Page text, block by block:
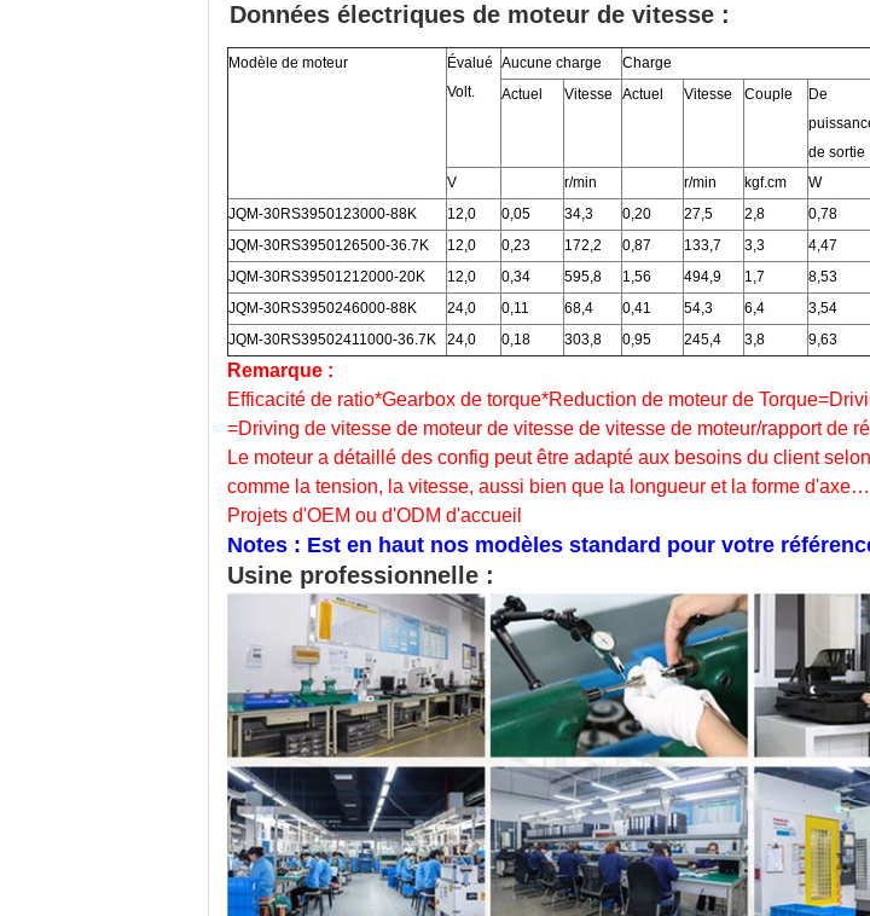
Données électriques de moteur de vitesse :
Modèle de moteur
Évalué
Volt.
Aucune charge Charge
Actuel
Vitesse Actuel Vitesse Couple
De
de sortie
V r/min r/min kgf.cm W
JQM-30RS3950123000-88K
12,0 0,05 34,3 0,20 27,5 2,8 0,78
JQM-30RS3950126500-36.7K
12,0 0,23 172,2 0,87 133,7 3,3 4,47
JQM-30RS39501212000-20K
12,0 0,34 595,8 1,56 494,9 1,7 8,53
JQM-30RS3950246000-88K
24,0 0,11 68,4 0,41 54,3 6,4 3,54
JQM-30RS39502411000-36.7K
24,0 0,18 303,8 0,95 245,4 3,8 9,63
Remarque :
Efficacité de ratio*Gearbox de torque*Reduction de moteur de
=Driving de vitesse de moteur de vitesse de vitesse de moteur/rapport de
Le moteur a détaillé des config peut être adapté aux besoins du client
comme la tension, la vitesse, aussi bien que la longueur et la forme d'axe…
Projets d'OEM ou d'ODM d'accueil
Notes : Est en haut nos modèles standard pour votre
Usine professionnelle :